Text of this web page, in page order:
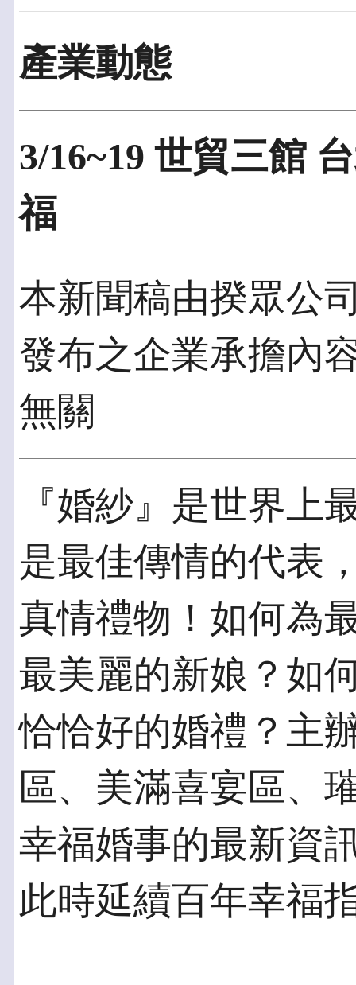
產業動態
3/16~19 世貿三館
福
本新聞稿由揆眾公
發布之企業承擔內
無關
『婚紗』是世界上
是最佳傳情的代表
真情禮物！如何為
最美麗的新娘？如
恰恰好的婚禮？主
區、美滿喜宴區、
幸福婚事的最新資
此時延續百年幸福